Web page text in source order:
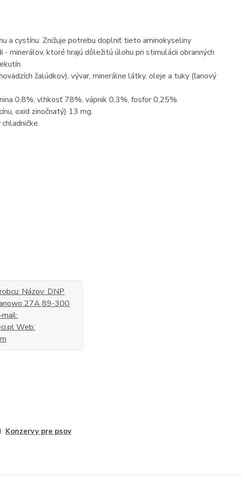
a cystínu. Znižuje potrebu doplniť tieto aminokyseliny
minerálov, ktoré hrajú dôležitú úlohu pri stimulácii obranných
žalúdkov), vývar, minerálne látky, oleje a tuky (ľanový
0,8%, vlhkosť 78%, vápnik 0,3%, fosfor 0,25%.
oxid zinočnatý) 13 mg.
Názov: DNP
27A 89-300
Web:
Konzervy pre psov